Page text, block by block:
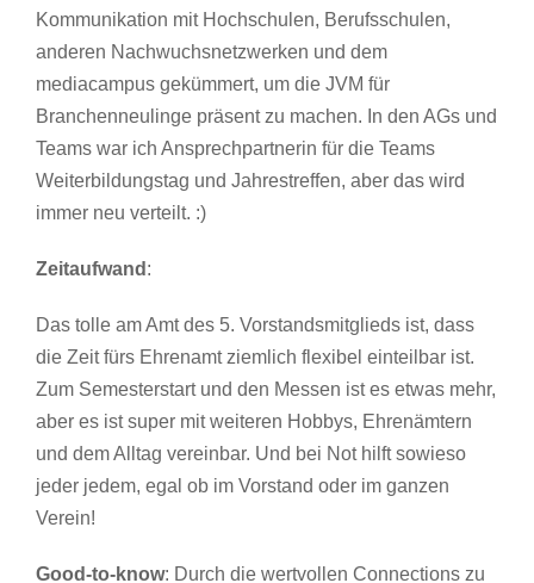
Kommunikation mit Hochschulen, Berufsschulen,
anderen Nachwuchsnetzwerken und dem
mediacampus gekümmert, um die JVM für
Branchenneulinge präsent zu machen. In den AGs und
Teams war ich Ansprechpartnerin für die Teams
Weiterbildungstag und Jahrestreffen, aber das wird
immer neu verteilt. :)
Zeitaufwand :
Das tolle am Amt des 5. Vorstandsmitglieds ist, dass
die Zeit fürs Ehrenamt ziemlich flexibel einteilbar ist.
Zum Semesterstart und den Messen ist es etwas mehr,
aber es ist super mit weiteren Hobbys, Ehrenämtern
und dem Alltag vereinbar. Und bei Not hilft sowieso
jeder jedem, egal ob im Vorstand oder im ganzen
Verein!
Good-to-know: Durch die wertvollen Connections zu